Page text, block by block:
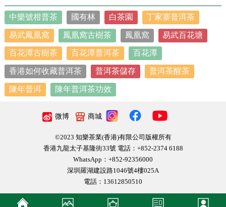
不說了，老闆要換茶了！
中樂號柑普茶 國有林 白茶園 丁家寨普洱茶
易武鳳凰窩 鳳凰窩古樹茶 鳳凰窩 易武百花塘
百花潭古樹茶 百花潭普洱茶 百花潭
香港如何收藏普洱茶 普洱茶儲存 普洱茶醒茶
陳年普洱 陳年普洱茶功效
微博 商城
©2023 知樂茶業(香港)有限公司版權所有
香港九龍太子基隆街33號 電話：+852-2374 6188
WhatsApp：+852-92356000
深圳羅湖建設路1046號4樓025A
電話：13612850510